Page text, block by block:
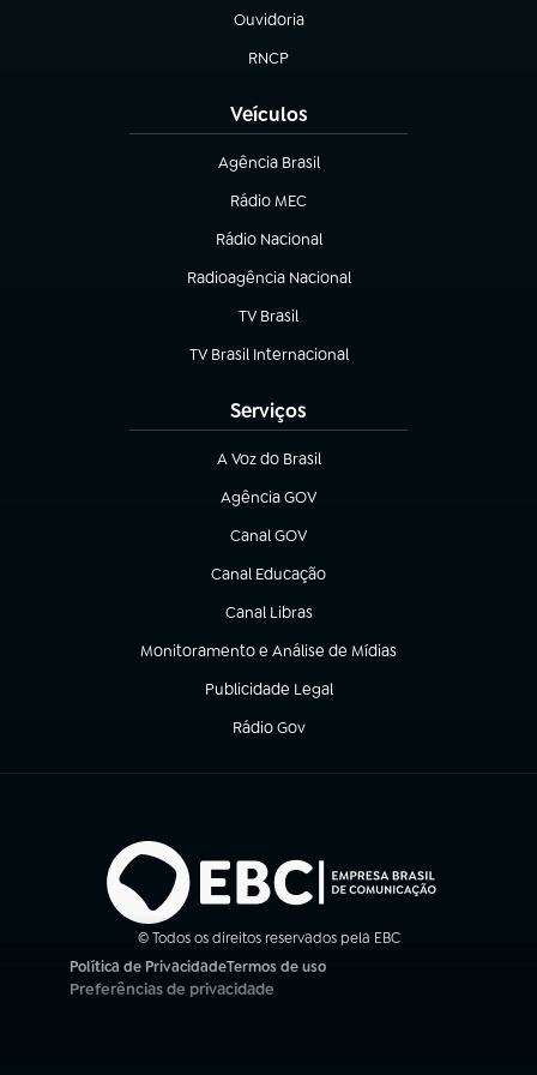
Ouvidoria
(abre em nova aba)
RNCP
(abre em nova aba)
Veículos
Agência Brasil
(abre em nova aba)
Rádio MEC
Rádio Nacional
(abre em nova aba)
Radioagência Nacional
(abre em nova aba)
TV Brasil
(abre em nova aba)
TV Brasil Internacional
(abre em nova aba)
Serviços
A Voz do Brasil
(abre em nova aba)
Agência GOV
(abre em nova aba)
Canal GOV
(abre em nova aba)
Canal Educação
(abre em nova aba)
Canal Libras
(abre em nova aba)
Monitoramento e Análise de Mídias
(abre em nova aba)
Publicidade Legal
(abre em nova aba)
Rádio Gov
(abre em nova aba)
© Todos os direitos reservados pela EBC
Política de Privacidade
(abre em nova aba)
Termos de uso
(abre em nova aba)
Preferências de privacidade